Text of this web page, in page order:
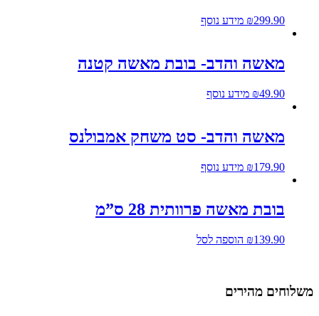
₪299.90 מידע נוסף
מאשה והדב- בובת מאשה קטנה
₪49.90 מידע נוסף
מאשה והדב- סט משחק אמבולנס
₪179.90 מידע נוסף
בובת מאשה פרוותית 28 ס”מ
₪139.90 הוספה לסל
משלוחים מהירים